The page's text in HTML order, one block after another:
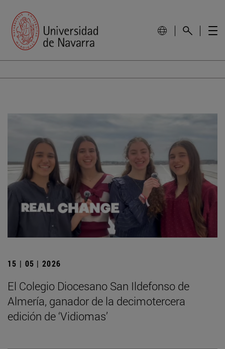
15 | 05 | 2026
El Colegio Diocesano San Ildefonso de
Almería, ganador de la decimotercera
edición de ‘Vidiomas’